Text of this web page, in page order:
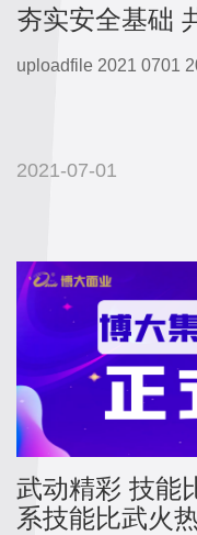
夯实安全基础
uploadfile 2021 0701
2021-07-01
武动精彩 技
系技能比武火